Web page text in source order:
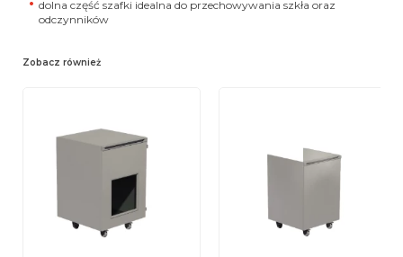
dolna część szafki idealna do przechowywania szkła oraz
odczynników
Zobacz również